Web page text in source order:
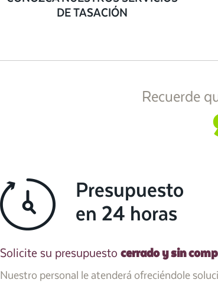
DE TASACIÓN
Recuerde
Presupuesto
en 24 horas
Solicite su presupuesto cerrado y sin
Nuestro personal le atenderá ofreciéndole